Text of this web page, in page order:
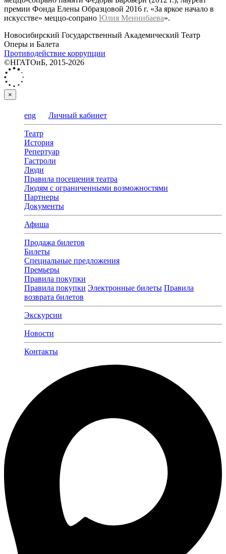
премии Фонда Елены Образцовой 2016 г. «За яркое начало в
искусстве» меццо-сопрано Юлия Меннибаева».
Новосибирский Государственный Академический Театр
Оперы и Балета
Противодействие коррупции
©НГАТОиБ, 2015-2026
×
eng Личный кабинет
Театр
История
Репертуар
Гастроли
Люди
Правила посещения театра
Людям с ограниченными возможностями
Партнеры
Документы
Афиша
Продажа билетов
Билеты
Специальные предложения
Премьеры
Правила покупки
Правила покупки Электронные билеты Правила
возврата билетов
Экскурсии
Новости
Контакты